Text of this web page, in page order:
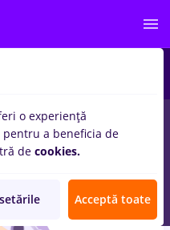
inBucuresti
/ Telecom
o experiență
pentru a beneficia de
de cookies.
Acceptă toate